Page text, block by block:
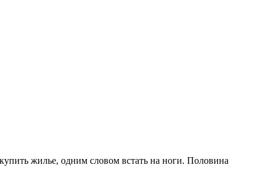
жилье, одним словом встать на ноги. Половина